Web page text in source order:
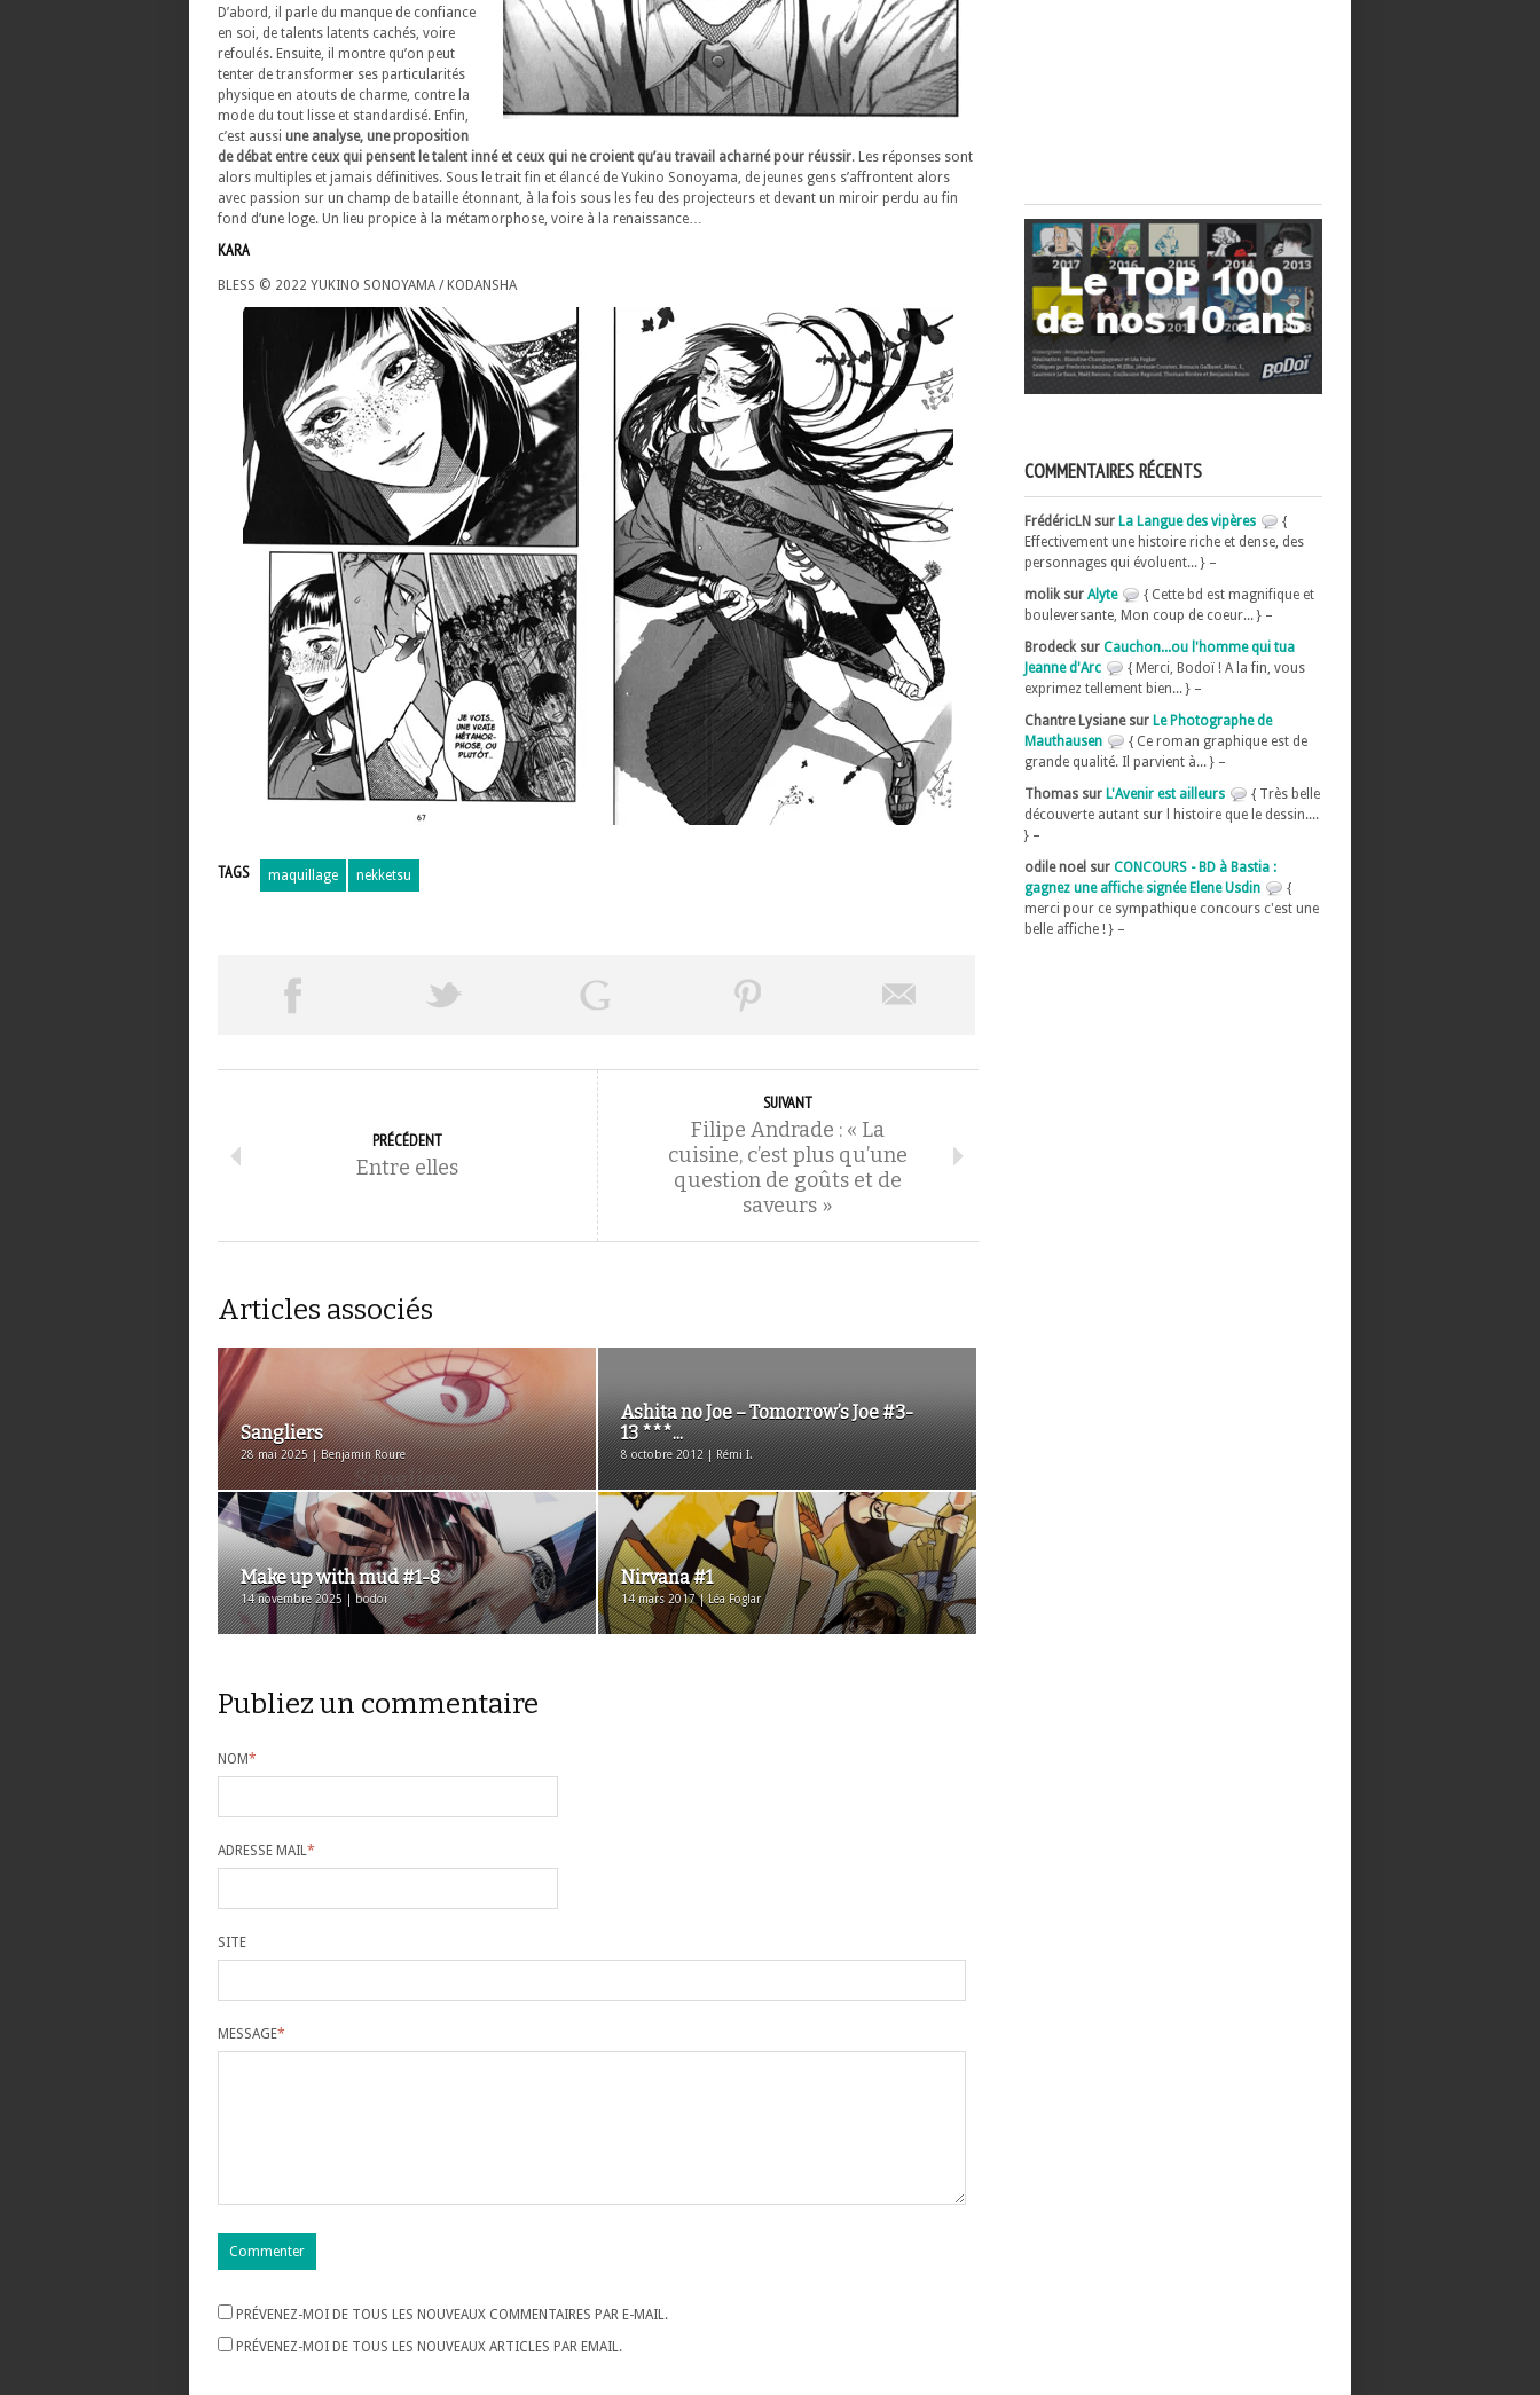
D’abord, il parle du manque de confiance
en soi, de talents latents cachés, voire
refoulés. Ensuite, il montre qu’on peut
tenter de transformer ses particularités
physique en atouts de charme, contre la
mode du tout lisse et standardisé. Enfin,
c’est aussi une analyse, une proposition
de débat entre ceux qui pensent le talent inné et ceux qui ne croient qu’au travail acharné pour réussir. Les réponses sont
alors multiples et jamais définitives. Sous le trait fin et élancé de Yukino Sonoyama, de jeunes gens s’affrontent alors
avec passion sur un champ de bataille étonnant, à la fois sous les feu des projecteurs et devant un miroir perdu au fin
fond d’une loge. Un lieu propice à la métamorphose, voire à la renaissance…
KARA
BLESS © 2022 YUKINO SONOYAMA / KODANSHA
TAGS maquillage nekketsu
PRÉCÉDENT
Entre elles
SUIVANT
Filipe Andrade : « La
cuisine, c’est plus qu’une
question de goûts et de
saveurs »
Articles associés
Sangliers
28 mai 2025 | Benjamin Roure
Ashita no Joe – Tomorrow’s Joe #3-
13 ***...
8 octobre 2012 | Rémi I.
Make up with mud #1-8
14 novembre 2025 | bodoi
Nirvana #1
14 mars 2017 | Léa Foglar
Publiez un commentaire
NOM*
ADRESSE MAIL*
SITE
MESSAGE*
PRÉVENEZ-MOI DE TOUS LES NOUVEAUX COMMENTAIRES PAR E-MAIL.
PRÉVENEZ-MOI DE TOUS LES NOUVEAUX ARTICLES PAR EMAIL.
COMMENTAIRES RÉCENTS
FrédéricLN sur La Langue des vipères
{
Effectivement une histoire riche et dense, des
personnages qui évoluent... } –
molik sur Alyte
{ Cette bd est magnifique et
bouleversante, Mon coup de coeur... } –
Brodeck sur Cauchon...ou l'homme qui tua
Jeanne d'Arc
{ Merci, Bodoï ! A la fin, vous
exprimez tellement bien... } –
Chantre Lysiane sur Le Photographe de
Mauthausen
{ Ce roman graphique est de
grande qualité. Il parvient à... } –
Thomas sur L'Avenir est ailleurs
{ Très belle
découverte autant sur l histoire que le dessin....
} –
odile noel sur CONCOURS - BD à Bastia :
gagnez une affiche signée Elene Usdin
{
merci pour ce sympathique concours c'est une
belle affiche ! } –